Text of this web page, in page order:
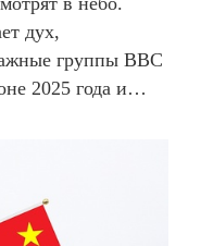
дух,
группы ВВС
2025 года и…